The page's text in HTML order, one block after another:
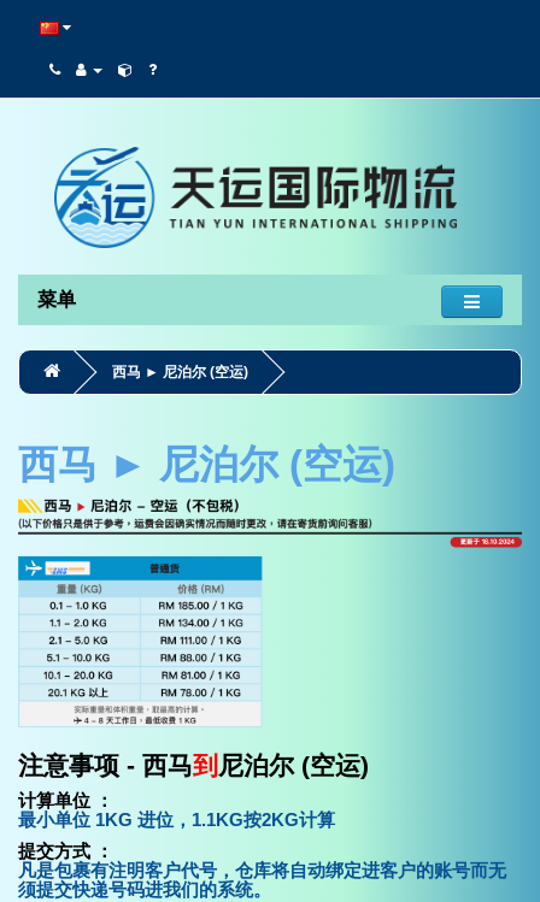
菜单
西马 ► 尼泊尔 (空运)
西马 ► 尼泊尔 (空运)
注意事项 - 西马到 尼泊尔 (空运)
计算单位 ：
最小单位 1KG 进位，1.1KG按2KG计算
提交方式 ：
凡是包裹有注明客户代号，仓库将自动绑定进客户的账号而无
须提交快递号码进我们的系统。